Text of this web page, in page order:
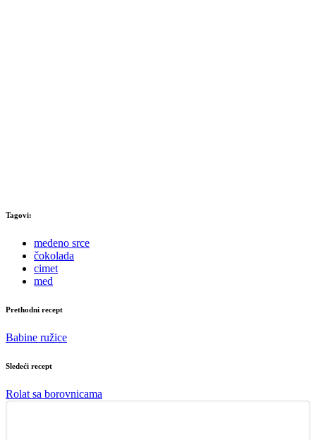
Tagovi:
medeno srce
čokolada
cimet
med
Prethodni recept
Babine ružice
Sledeći recept
Rolat sa borovnicama